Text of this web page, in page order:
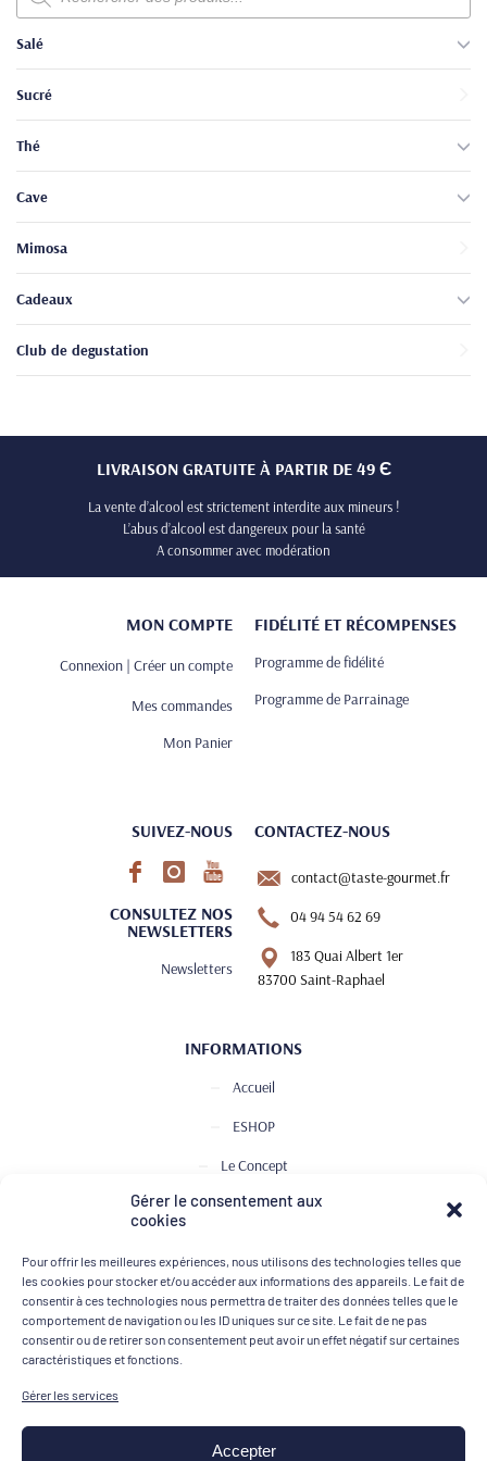
Gérer le consentement aux
cookies
Pour offrir les meilleures expériences, nous utilisons des technologies telles que
les cookies pour stocker et/ou accéder aux informations des appareils. Le fait de
consentir à ces technologies nous permettra de traiter des données telles que le
comportement de navigation ou les ID uniques sur ce site. Le fait de ne pas
consentir ou de retirer son consentement peut avoir un effet négatif sur certaines
caractéristiques et fonctions.
Gérer les services
Accepter
produits
Salé
Sucré
Thé
Cave
Mimosa
Cadeaux
Club de degustation
LIVRAISON GRATUITE À PARTIR DE 49 Є
La vente d’alcool est strictement interdite aux mineurs !
L’abus d’alcool est dangereux pour la santé
A consommer avec modération
MON COMPTE
Connexion | Créer un compte
Mes commandes
Mon Panier
FIDÉLITÉ ET RÉCOMPENSES
Programme de fidélité
Programme de Parrainage
SUIVEZ-NOUS
CONSULTEZ NOS
NEWSLETTERS
Newsletters
CONTACTEZ-NOUS
contact@taste-gourmet.fr
04 94 54 62 69
183 Quai Albert 1er
83700 Saint-Raphael
INFORMATIONS
Accueil
ESHOP
Le Concept
Club de Dégustation
Contact
MOYENS DE PAIEMENT